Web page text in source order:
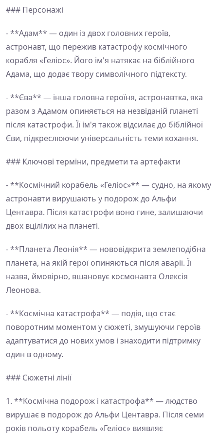
### Персонажі
- **Адам** — один із двох головних героїв,
астронавт, що пережив катастрофу космічного
корабля «Геліос». Його ім'я натякає на біблійного
Адама, що додає твору символічного підтексту.
- **Єва** — інша головна героїня, астронавтка, яка
разом з Адамом опиняється на незвіданій планеті
після катастрофи. Її ім'я також відсилає до біблійної
Єви, підкреслюючи універсальність теми кохання.
### Ключові терміни, предмети та артефакти
- **Космічний корабель «Геліос»** — судно, на якому
астронавти вирушають у подорож до Альфи
Центавра. Після катастрофи воно гине, залишаючи
двох вцілілих на планеті.
- **Планета Леонія** — нововідкрита землеподібна
планета, на якій герої опиняються після аварії. Її
назва, ймовірно, вшановує космонавта Олексія
Леонова.
- **Космічна катастрофа** — подія, що стає
поворотним моментом у сюжеті, змушуючи героїв
адаптуватися до нових умов і знаходити підтримку
один в одному.
### Сюжетні лінії
1. **Космічна подорож і катастрофа** — людство
вирушає в подорож до Альфи Центавра. Після семи
років польоту корабель «Геліос» виявляє